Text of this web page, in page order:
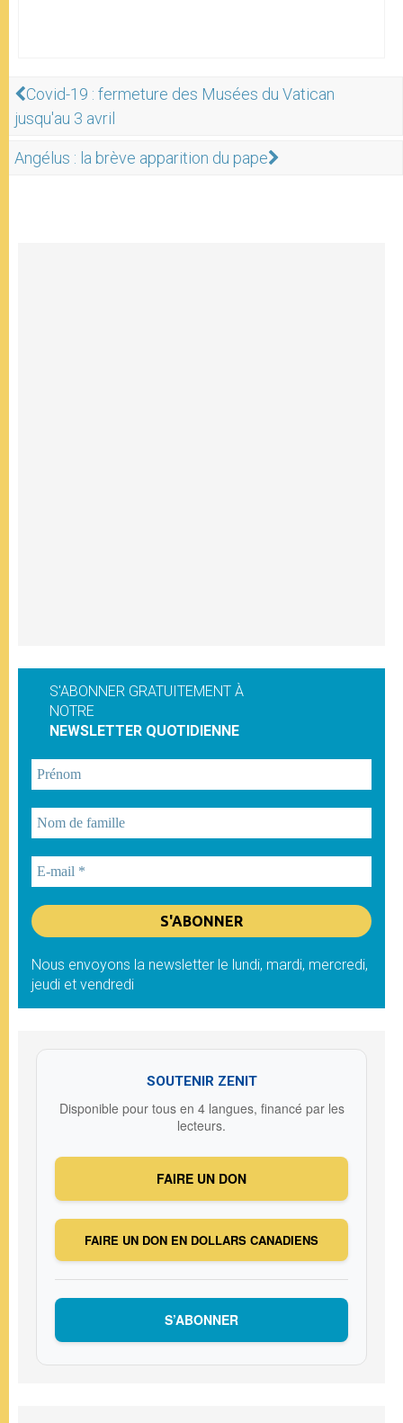
Covid-19 : fermeture des Musées du Vatican
jusqu'au 3 avril
Angélus : la brève apparition du pape
S'ABONNER GRATUITEMENT À
NOTRE
NEWSLETTER QUOTIDIENNE
Nous envoyons la newsletter le lundi, mardi, mercredi,
jeudi et vendredi
SOUTENIR ZENIT
Disponible pour tous en 4 langues, financé par les
lecteurs.
FAIRE UN DON
FAIRE UN DON EN DOLLARS CANADIENS
S’ABONNER